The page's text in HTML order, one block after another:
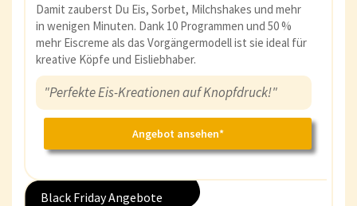
Damit zauberst Du Eis, Sorbet, Milchshakes und mehr
in wenigen Minuten. Dank 10 Programmen und 50 %
mehr Eiscreme als das Vorgängermodell ist sie ideal für
kreative Köpfe und Eisliebhaber.
"Perfekte Eis-Kreationen auf Knopfdruck!"
Angebot ansehen*
Black Friday Angebote